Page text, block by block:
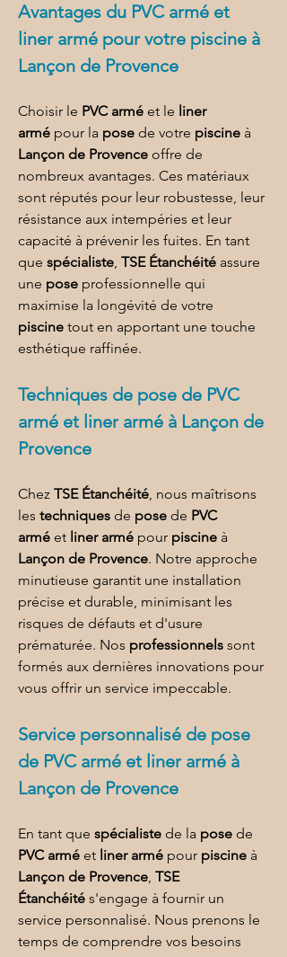
Avantages du PVC armé et
liner armé pour votre piscine à
Lançon de Provence
Choisir le PVC armé et le liner
armé pour la pose de votre piscine à
Lançon de Provence offre de
nombreux avantages. Ces matériaux
sont réputés pour leur robustesse, leur
résistance aux intempéries et leur
capacité à prévenir les fuites. En tant
que spécialiste, TSE Étanchéité assure
une pose professionnelle qui
maximise la longévité de votre
piscine tout en apportant une touche
esthétique raffinée.
Techniques de pose de PVC
armé et liner armé à Lançon de
Provence
Chez TSE Étanchéité, nous maîtrisons
les techniques de pose de PVC
armé et liner armé pour piscine à
Lançon de Provence. Notre approche
minutieuse garantit une installation
précise et durable, minimisant les
risques de défauts et d'usure
prématurée. Nos professionnels sont
formés aux dernières innovations pour
vous offrir un service impeccable.
Service personnalisé de pose
de PVC armé et liner armé à
Lançon de Provence
En tant que spécialiste de la pose de
PVC armé et liner armé pour piscine à
Lançon de Provence, TSE
Étanchéité s'engage à fournir un
service personnalisé. Nous prenons le
temps de comprendre vos besoins